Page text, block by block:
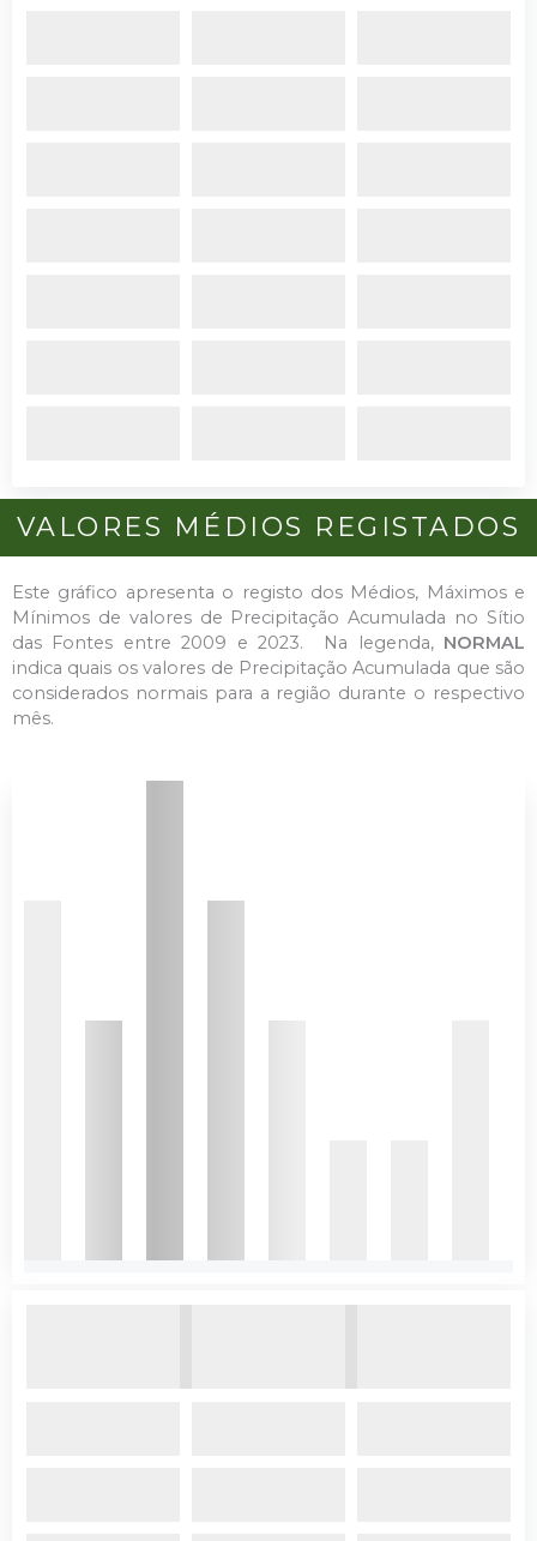
VALORES MÉDIOS REGISTADOS
Este gráfico apresenta o registo dos Médios, Máximos e
Mínimos de valores de Precipitação Acumulada no Sítio
das Fontes entre 2009 e 2023. Na legenda, NORMAL
indica quais os valores de Precipitação Acumulada que são
considerados normais para a região durante o respectivo
mês.